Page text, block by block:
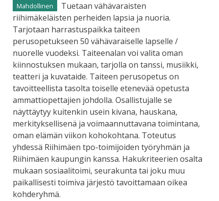
Mahdollinen
Tuetaan vähävaraisten
riihimäkeläisten perheiden lapsia ja nuoria.
Tarjotaan harrastuspaikka taiteen
perusopetukseen 50 vähävaraiselle lapselle /
nuorelle vuodeksi. Taiteenalan voi valita oman
kiinnostuksen mukaan, tarjolla on tanssi, musiikki,
teatteri ja kuvataide. Taiteen perusopetus on
tavoitteellista tasolta toiselle etenevää opetusta
ammattiopettajien johdolla. Osallistujalle se
näyttäytyy kuitenkin usein kivana, hauskana,
merkityksellisenä ja voimaannuttavana toimintana,
oman elämän viikon kohokohtana. Toteutus
yhdessä Riihimäen tpo-toimijoiden työryhmän ja
Riihimäen kaupungin kanssa. Hakukriteerien osalta
mukaan sosiaalitoimi, seurakunta tai joku muu
paikallisesti toimiva järjestö tavoittamaan oikea
kohderyhmä.